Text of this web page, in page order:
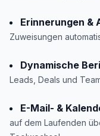
Erinnerungen &
Zuweisungen
Dynamische
Leads, Deals und
E-Mail- &
auf dem Laufenden